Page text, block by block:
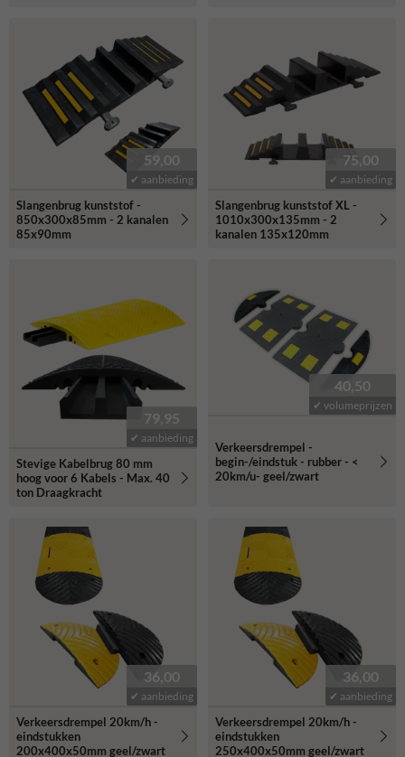
59,00
✔ aanbieding
Slangenbrug kunststof -
850x300x85mm - 2 kanalen
85x90mm
75,00
✔ aanbieding
Slangenbrug kunststof XL -
1010x300x135mm - 2
kanalen 135x120mm
79,95
✔ aanbieding
Stevige Kabelbrug 80 mm
hoog voor 6 Kabels - Max. 40
ton Draagkracht
40,50
✔ volumeprijzen
Verkeersdrempel -
begin-/eindstuk - rubber - <
20km/u- geel/zwart
36,00
✔ aanbieding
Verkeersdrempel 20km/h -
eindstukken
200x400x50mm geel/zwart
36,00
✔ aanbieding
Verkeersdrempel 20km/h -
eindstukken
250x400x50mm geel/zwart